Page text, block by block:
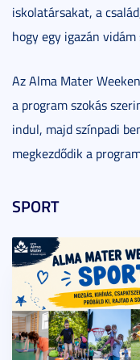
iskolatársakat, a
hogy egy igazán
Az Alma Mater
a program szokás
indul, majd színpadi
megkezdődik a
SPORT